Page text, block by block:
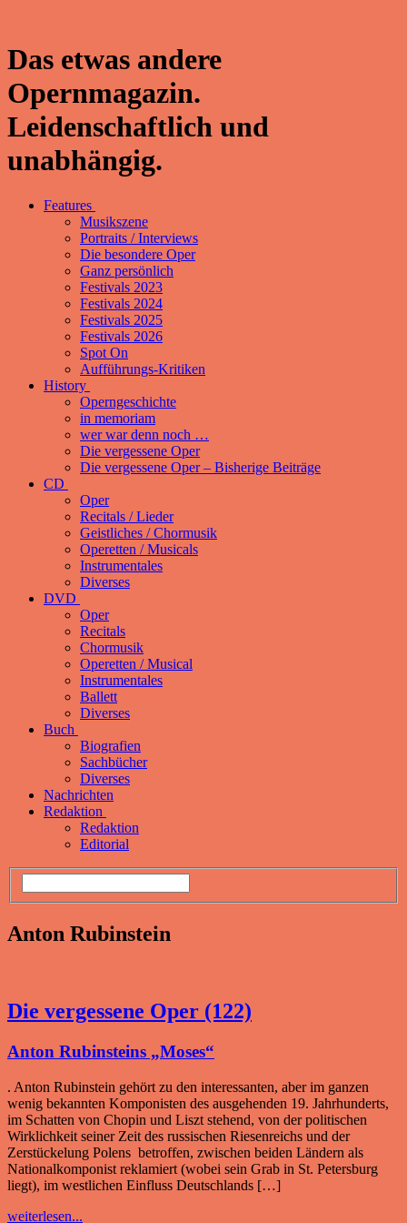
Das etwas andere
Opernmagazin.
Leidenschaftlich und
unabhängig.
Features
Musikszene
Portraits / Interviews
Die besondere Oper
Ganz persönlich
Festivals 2023
Festivals 2024
Festivals 2025
Festivals 2026
Spot On
Aufführungs-Kritiken
History
Operngeschichte
in memoriam
wer war denn noch …
Die vergessene Oper
Die vergessene Oper – Bisherige Beiträge
CD
Oper
Recitals / Lieder
Geistliches / Chormusik
Operetten / Musicals
Instrumentales
Diverses
DVD
Oper
Recitals
Chormusik
Operetten / Musical
Instrumentales
Ballett
Diverses
Buch
Biografien
Sachbücher
Diverses
Nachrichten
Redaktion
Redaktion
Editorial
Anton Rubinstein
Die vergessene Oper (122)
Anton Rubinsteins „Moses“
. Anton Rubinstein gehört zu den interessanten, aber im ganzen
wenig bekannten Komponisten des ausgehenden 19. Jahrhunderts,
im Schatten von Chopin und Liszt stehend, von der politischen
Wirklichkeit seiner Zeit des russischen Riesenreichs und der
Zerstückelung Polens betroffen, zwischen beiden Ländern als
Nationalkomponist reklamiert (wobei sein Grab in St. Petersburg
liegt), im westlichen Einfluss Deutschlands […]
weiterlesen...